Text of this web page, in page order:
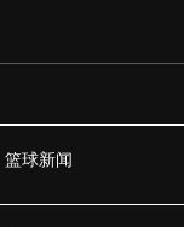
篮球新闻